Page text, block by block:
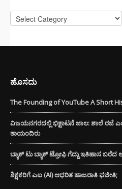
Categories
ಹೊಸದು
The Founding of YouTube A Short
ವಿಜಯನಗರದಲ್ಲಿ ಭಿಕ್ಷಾಟನೆ ಜಾಲ: ಶಾಲೆ ರಜೆ
ತಾಯಂದಿರು
ಬ್ಯಾಕ್ ಟು ಬ್ಯಾಕ್ ಟ್ರೋಫಿ ಗೆದ್ದು ಇತಿಹಾಸ
ಶಿಕ್ಷಕರಿಗೆ ಎಐ (AI) ಆಧರಿತ ಹಾಜರಾತಿ ಫಜೀತಿ;